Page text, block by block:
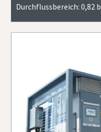
Durchflussbereich: 0,82